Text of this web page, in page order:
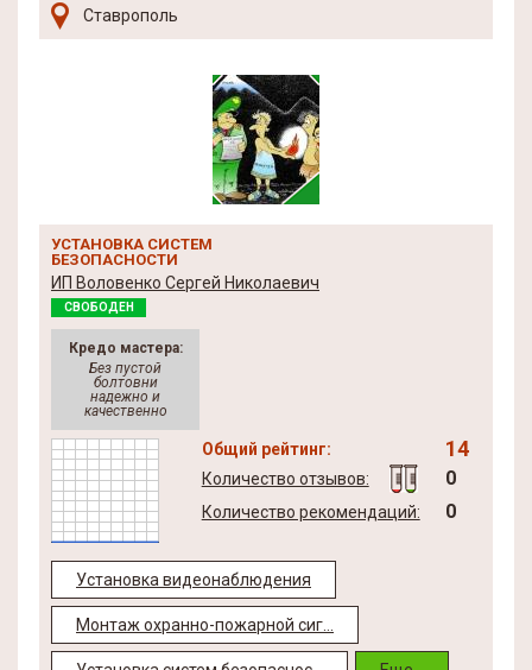
Ставрополь
УСТАНОВКА СИСТЕМ
БЕЗОПАСНОСТИ
ИП Воловенко Сергей Николаевич
СВОБОДЕН
Кредо мастера:
Без пустой
болтовни
надежно и
качественно
Общий рейтинг: 14
Количество отзывов: 0
Количество рекомендаций: 0
Установка видеонаблюдения
Монтаж охранно-пожарной сиг...